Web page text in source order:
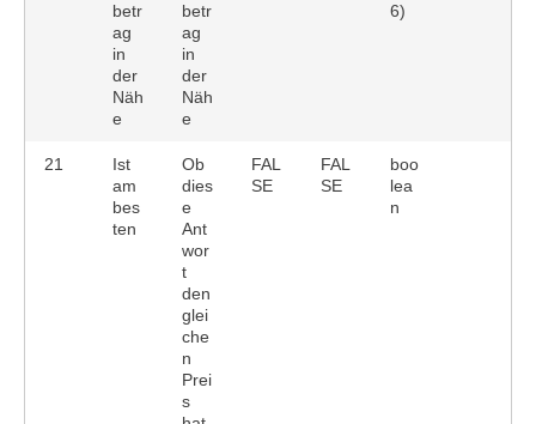
betr
ag
in
der
Näh
e
betr
ag
in
der
Näh
e
6)
21
Ist
am
bes
ten
Ob
dies
e
Ant
wor
t
den
glei
che
n
Prei
s
FAL
SE
FAL
SE
boo
lea
n